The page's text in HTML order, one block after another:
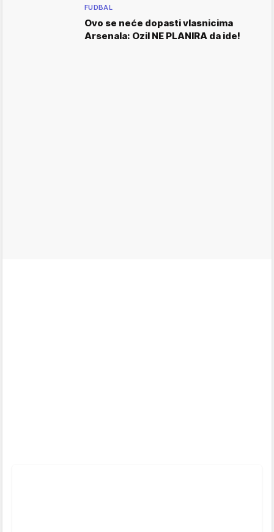
FUDBAL
Ovo se neće dopasti vlasnicima
Arsenala: Ozil NE PLANIRA da ide!